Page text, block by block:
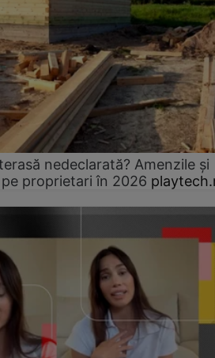
nedeclarată? Amenzile și
proprietari în 2026